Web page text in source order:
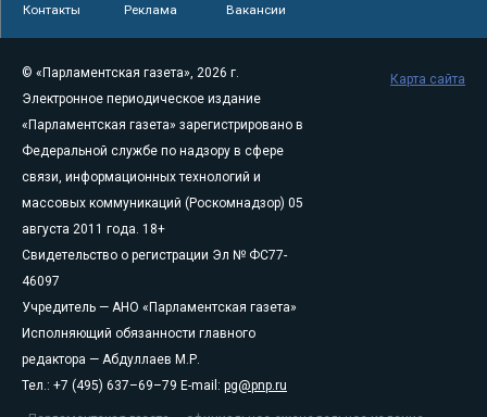
Контакты Реклама Вакансии
© «Парламентская газета», 2026 г.
Электронное периодическое издание
«Парламентская газета» зарегистрировано в
Федеральной службе по надзору в сфере
связи, информационных технологий и
массовых коммуникаций (Роскомнадзор) 05
августа 2011 года. 18+
Свидетельство о регистрации Эл № ФС77-
46097
Учредитель — АНО «Парламентская газета»
Исполняющий обязанности главного
редактора — Абдуллаев М.Р.
Тел.: +7 (495) 637–69–79 E-mail: pg@pnp.ru
Карта сайта